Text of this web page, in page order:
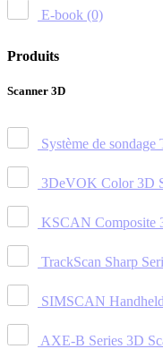
E-book (0)
Produits
Scanner 3D
Système de sondage
3DeVOK Color 3D
KSCAN Composite
TrackScan Sharp
SIMSCAN
AXE-B Series 3D